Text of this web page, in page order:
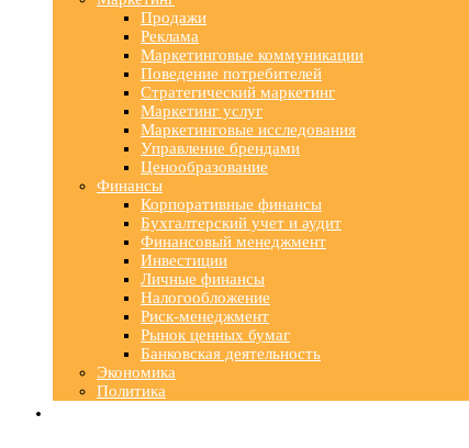
Продажи
Реклама
Маркетинговые коммуникации
Поведение потребителей
Стратегический маркетинг
Маркетинг услуг
Маркетинговые исследования
Управление брендами
Ценообразование
Финансы
Корпоративные финансы
Бухгалтерский учет и аудит
Финансовый менеджмент
Инвестиции
Личные финансы
Налогообложение
Риск-менеджмент
Рынок ценных бумаг
Банковская деятельность
Экономика
Политика